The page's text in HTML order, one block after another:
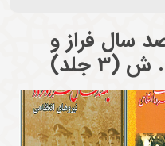
سال فراز و